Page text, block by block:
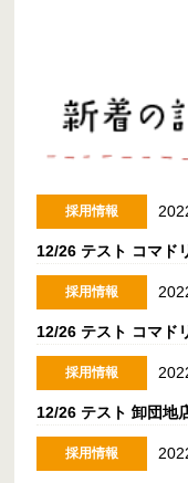
採用情報
12/26 テスト コマド
採用情報
12/26 テスト コマド
採用情報
12/26 テスト 卸団地
採用情報